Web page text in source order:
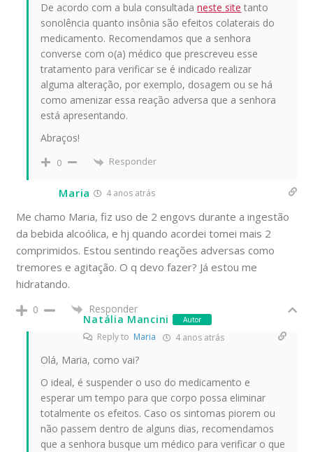
De acordo com a bula consultadaneste site tanto
sonolência quanto insônia são efeitos colaterais do
medicamento. Recomendamos que a senhora
converse com o(a) médico que prescreveu esse
tratamento para verificar se é indicado realizar
alguma alteração, por exemplo, dosagem ou se há
como amenizar essa reação adversa que a senhora
está apresentando.
Abraços!
0 Responder
Maria 4 anos atrás
Me chamo Maria, fiz uso de 2 engovs durante a ingestão
da bebida alcoólica, e hj quando acordei tomei mais 2
comprimidos. Estou sentindo reações adversas como
tremores e agitação. O q devo fazer? Já estou me
hidratando.
0
Responder
Natália Mancini
Autor
Reply to Maria 4 anos atrás
Olá, Maria, como vai?
O ideal, é suspender o uso do medicamento e
esperar um tempo para que corpo possa eliminar
totalmente os efeitos. Caso os sintomas piorem ou
não passem dentro de alguns dias, recomendamos
que a senhora busque um médico para verificar o que